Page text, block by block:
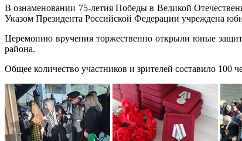
В ознаменовании 75-летия Победы в Великой
Указом Президента Российской Федерации учреждена
Церемонию вручения торжественно открыли юные
района.
Общее количество участников и зрителей составило 100